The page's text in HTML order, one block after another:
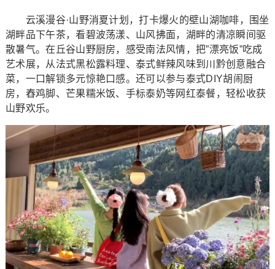
云溪漫谷·山野消夏计划，打卡爆火的壁山湖咖啡，围坐
湖畔品下午茶，看碧波荡漾、山风拂面，湖畔的清凉瞬间驱
散暑气。在丘谷山野厨房，感受南法风情，把”漂亮饭”吃成
艺术展，从法式黑松露料理、泰式鲜辣风味到川黔创意融合
菜，一口解锁多元惊艳口感。还可以参与泰式DIY胡闹厨
房，舂鸡脚、芒果糯米饭、手标泰奶等网红泰餐，轻松收获
山野欢乐。